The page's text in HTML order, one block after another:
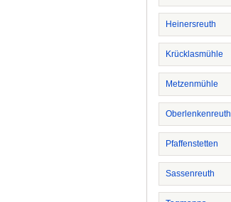
Heinersreuth
Krücklasmühle
Metzenmühle
Oberlenkenreuth
Pfaffenstetten
Sassenreuth